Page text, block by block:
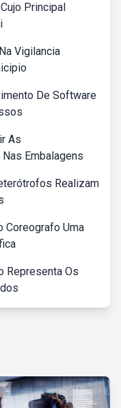
Principal
Vigilancia
De Software
As
Embalagens
Realizam
Coreografo Uma
Representa Os